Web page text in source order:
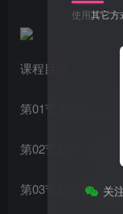
课程目录
第01节老板必学的
第02节如何识别靠
第03节如何找到靠
使用其它方
关